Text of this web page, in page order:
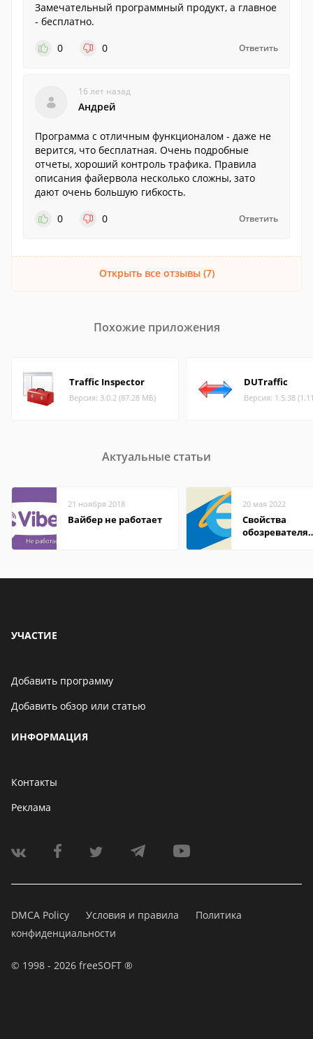
Замечательный программный продукт, а главное
- бесплатно.
0
0 Ответить
16 лет назад
Андрей
Программа с отличным функционалом - даже не
верится, что бесплатная. Очень подробные
отчеты, хороший контроль трафика. Правила
описания файервола несколько сложны, зато
дают очень большую гибкость.
0
0 Ответить
Открыть все отзывы (7)
Похожие приложения
Traffic Inspector
Версия: 3.0.2 (87.28 МБ)
DUTraffic
Версия: 1.5.38
Актуальные статьи
21 ноября 2018
Вайбер не работает
20 мая 2022
Свойства
обозревателя
УЧАСТИЕ
Добавить программу
Добавить обзор или статью
ИНФОРМАЦИЯ
Контакты
Реклама
DMCA Policy Условия и правила
Политика
конфиденциальности
© 1998 - 2026 freeSOFT ®